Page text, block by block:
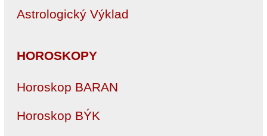
Astrologický Výklad
HOROSKOPY
Horoskop BARAN
Horoskop BÝK